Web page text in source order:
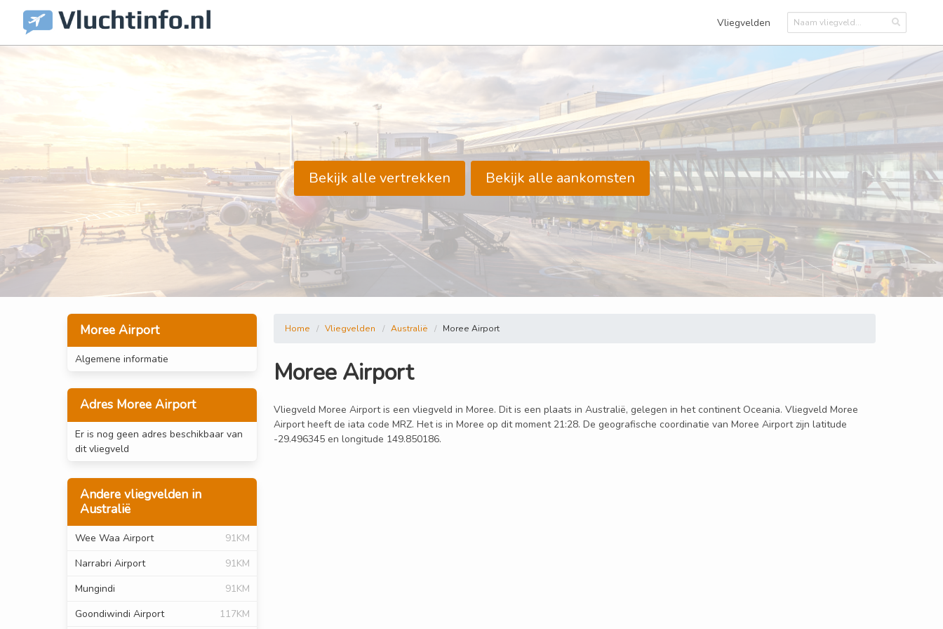
Vliegvelden
Bekijk alle vertrekken Bekijk alle aankomsten
Moree Airport
Algemene informatie
Adres Moree Airport
Er is nog geen adres beschikbaar van
dit vliegveld
Andere vliegvelden in
Australië
Wee Waa Airport
91KM
Narrabri Airport
91KM
Mungindi
91KM
Goondiwindi Airport
117KM
Home Vliegvelden Australië Moree Airport
Moree Airport
Vliegveld Moree Airport is een vliegveld in Moree. Dit is een plaats in Australië, gelegen in het continent Oceania. Vliegveld Moree
Airport heeft de iata code MRZ. Het is in Moree op dit moment 21:28. De geografische coordinatie van Moree Airport zijn latitude
-29.496345 en longitude 149.850186.